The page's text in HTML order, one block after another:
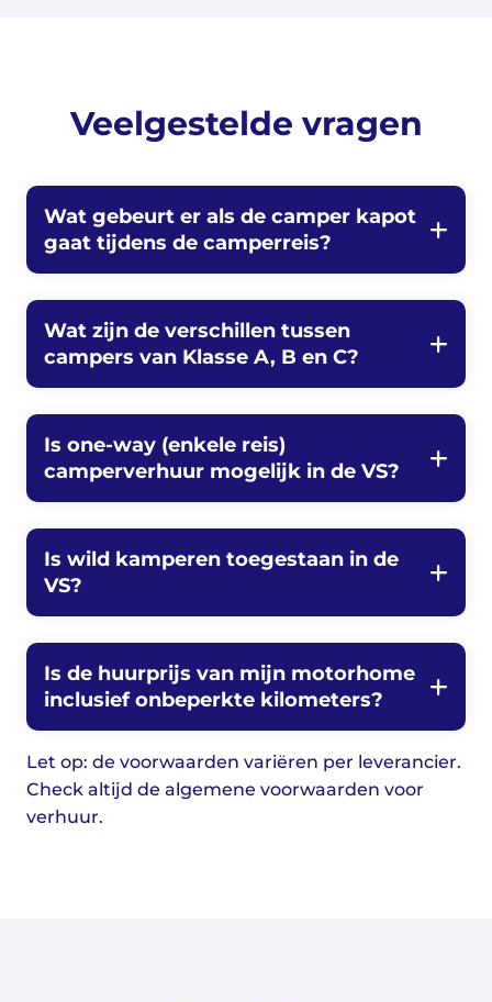
Veelgestelde vragen
Wat gebeurt er als de camper kapot
gaat tijdens de camperreis?
Wat zijn de verschillen tussen
campers van Klasse A, B en C?
Is one-way (enkele reis)
camperverhuur mogelijk in de VS?
Is wild kamperen toegestaan in de
VS?
Is de huurprijs van mijn motorhome
inclusief onbeperkte kilometers?
Let op: de voorwaarden variëren per leverancier.
Check altijd de algemene voorwaarden voor
verhuur.